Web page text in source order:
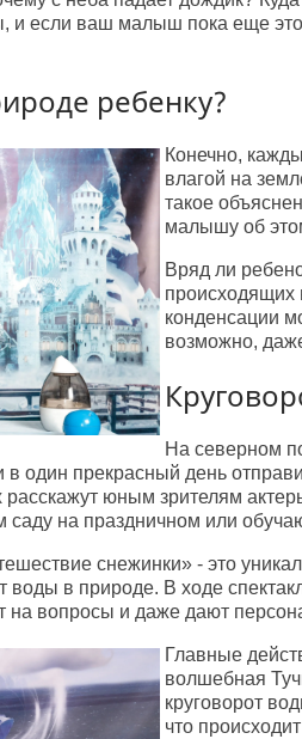
Трюмо "Бумажки"
и если ваш малыш пока еще
ребенку?
Конечно,
влагой на
такое
малышу об
Вряд ли
происходящих
конденсации
возможно,
На северном
один прекрасный день
юным зрителям
саду на праздничном или
снежинки» - это
воды в природе. В ходе
на вопросы и даже дают
Главные
волшебная
круговорот
что